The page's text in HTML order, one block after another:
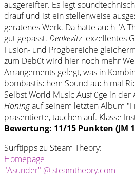
ausgereifter. Es legt
drauf und ist ein stellenweise
geratenes Werk. Da hätte auch "A
gut gepasst. Denkevitz' exzellentes
Fusion- und Progbereiche
zum Debüt wird hier noch mehr
Arrangements gelegt, was in
bombastischem Sound auch mal
Selbst World Music Ausflüge in der
Honingauf seinem letzten Album
präsentierte, tauchen auf. Klasse
Bewertung: 11/15 Punkten (JM
Surftipps zu Steam Theory:
Homepage
"Asunder" @ steamtheory.com